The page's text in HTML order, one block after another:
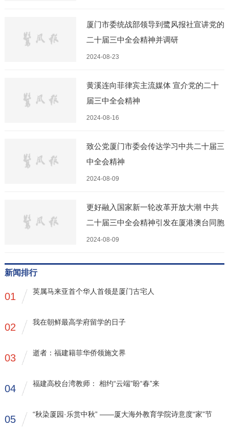
厦门市委统战部领导到鹭风报社宣讲党的
二十届三中全会精神并调研
2024-08-23
黄溪连向菲律宾主流媒体 宣介党的二十
届三中全会精神
2024-08-16
致公党厦门市委会传达学习中共二十届三
中全会精神
2024-08-09
更好融入国家新一轮改革开放大潮 中共
二十届三中全会精神引发在厦港澳台同胞
和闽籍海外侨胞热议
2024-08-09
新闻排行
01 英属马来亚首个华人首领是厦门古宅人
02 我在朝鲜最高学府留学的日子
03 逝者：福建籍菲华侨领施文界
04 福建高校台湾教师： 相约“云端”盼“春”来
05 “秋染厦园·乐赏中秋” ——厦大海外教育学院诗意度“家”节